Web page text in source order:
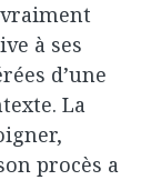
à ses
d’une
La
procès a